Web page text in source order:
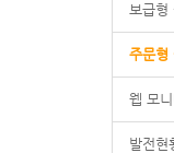
보급형
주문형
웹 모
발전현